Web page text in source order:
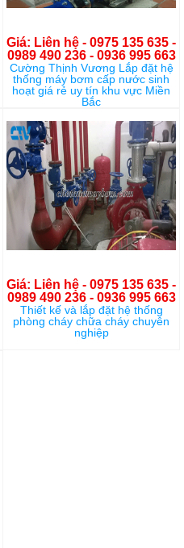
Giá: Liên hệ - 0975 135 635 -
0989 490 236 - 0936 995 663
Cường Thịnh Vương Lắp đặt hệ
thống máy bơm cấp nước sinh
hoạt giá rẻ uy tín khu vực Miền
Bắc
Giá: Liên hệ - 0975 135 635 -
0989 490 236 - 0936 995 663
Thiết kế và lắp đặt hệ thống
phòng cháy chữa cháy chuyên
nghiệp